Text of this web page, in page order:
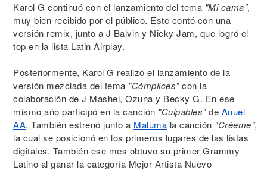
Karol G continuó con el lanzamiento del tema "Mi cama",
muy bien recibido por el público. Este contó con una
versión remix, junto a J Balvin y Nicky Jam, que logró el
top en la lista Latin Airplay.
Posteriormente, Karol G realizó el lanzamiento de la
versión mezclada del tema "Cómplices"con la
colaboración de J Mashel, Ozuna y Becky G. En ese
mismo año participó en la canción "Culpables"de Anuel
AA. También estrenó junto a Maluma la canción "Créeme",
la cual se posicionó en los primeros lugares de las listas
digitales. También ese mes obtuvo su primer Grammy
Latino al ganar la categoría Mejor Artista Nuevo